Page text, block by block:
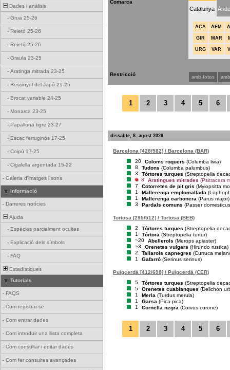
Dades i anàlisis
- Grua 25-26
- Reietó 25-26
- Reietó 25-26
- Graula 23-25
- Aratinga mitrada 23-25
- Rossinyol del Japó 21-25
- Brocat variable 24-25
- Monarca 23-25
- Papallona tigre 23-27
- Escac ferruginós 17-25
- Coipú 17-25
- Cigalella argentada 15-22
- Galeria d'imatges i sons
Informació
- Darreres notícies
Ajuda
- Espècies parcialment ocultes
- Explicació dels símbols
- FAQ
Estadístiques
Tutorials
- FAQS
- Com registrar-se
- Com entrar dades
- Com introduir una llista completa
- Com consultar i editar dades
- Com fer consultes avançades
Comarca
Catalunya
ACA AEM
GIR MAR
URG VAR
Restricció amb fotos
1 2 3 4 5 6
dissabte, 8. agost 2026
Barcelona [428/582] / Barcelona (BAR)
20
Coloms roquers (Columba livia)
8
Tudons (Columba palumbus)
3
Tórtores turques (Streptopelia
8
Aratingues mitrades (Psittacara
7
Cotorretes de pit gris (Myiopsitta
1
Mallerenga emplomallada
1
Mallerenga carbonera (Parus major)
3
Pardals comuns (Passer
Tortosa [295/512] / Tortosa (BEB)
2
Tórtores turques (Streptopelia
1
Tórtora (Streptopelia turtur)
~20
Abellerols (Merops apiaster)
~3
Orenetes vulgars (Hirundo rustica)
2
Tallarols capnegres (Curruca
1
Gafarró (Serinus serinus)
Puigcerdà [412/698] / Puigcerdà (CER)
5
Tórtores turques (Streptopelia
5
Orenetes cuablanques (Delichon
1
Merla (Turdus merula)
1
Garsa (Pica pica)
1
Cornella negra (Corvus corone)
1 2 3 4 5 6